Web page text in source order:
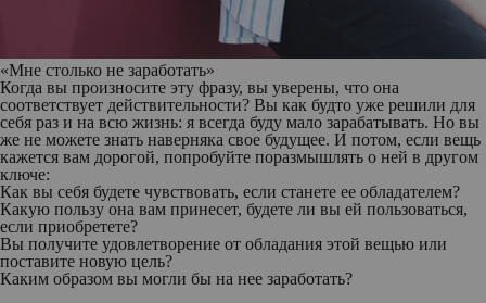
«Мне столько не заработать»
Когда вы произносите эту фразу, вы уверены, что она
соответствует действительности? Вы как будто уже решили для
себя раз и на всю жизнь: я всегда буду мало зарабатывать. Но вы
же не можете знать наверняка свое будущее. И потом, если вещь
кажется вам дорогой, попробуйте поразмышлять о ней в другом
ключе:
Как вы себя будете чувствовать, если станете ее обладателем?
Какую пользу она вам принесет, будете ли вы ей пользоваться,
если приобретете?
Вы получите удовлетворение от обладания этой вещью или
поставите новую цель?
Каким образом вы могли бы на нее заработать?